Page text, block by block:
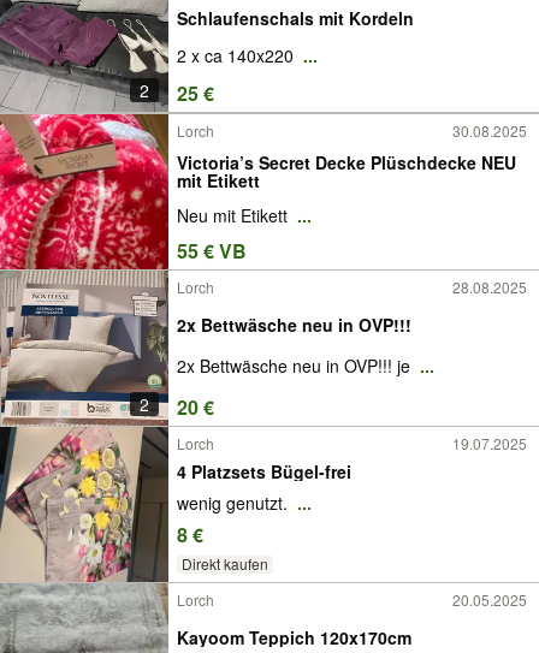
2
Schlaufenschals mit Kordeln
2 x ca 140x220 ...
25 €
Lorch 30.08.2025
Victoria’s Secret Decke Plüschdecke NEU
mit Etikett
Neu mit Etikett ...
55 € VB
2
Lorch 28.08.2025
2x Bettwäsche neu in OVP!!!
2x Bettwäsche neu in OVP!!! je ...
20 €
Lorch 19.07.2025
4 Platzsets Bügel-frei
wenig genutzt. ...
8 €
Direkt kaufen
Lorch 20.05.2025
Kayoom Teppich 120x170cm